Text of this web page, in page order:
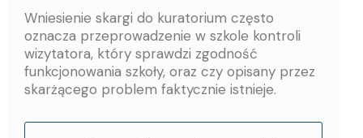
Wniesienie skargi do kuratorium często
oznacza przeprowadzenie w szkole kontroli
wizytatora, który sprawdzi zgodność
funkcjonowania szkoły, oraz czy opisany przez
skarżącego problem faktycznie istnieje.